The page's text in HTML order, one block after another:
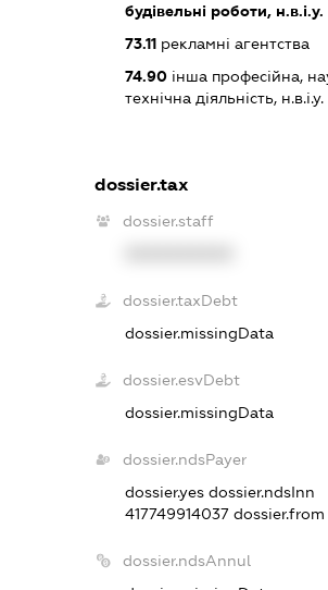
будівельні роботи, н.в.і.у.
73.11рекламні агентства
74.90інша професійна,
технічна діяльність, н.в.і.у.
dossier.tax
dossier.staff
dossier.taxDebt
dossier.missingData
dossier.esvDebt
dossier.missingData
dossier.ndsPayer
dossier.yes dossier.ndsInn
417749914037 dossier.from
dossier.ndsAnnul